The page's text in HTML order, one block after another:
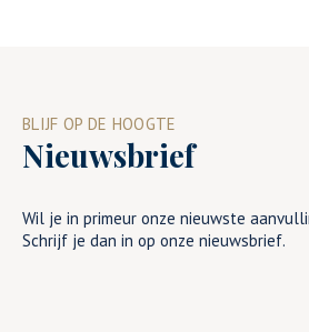
BLIJF OP DE HOOGTE
Nieuwsbrief
Wil je in primeur onze nieuwste
Schrijf je dan in op onze nieuwsbrief.